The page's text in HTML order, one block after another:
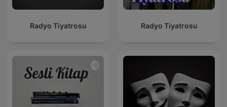
Radyo Tiyatrosu Radyo Tiyatrosu